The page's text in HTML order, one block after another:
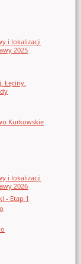
i lokalizacji
2025
Łęciny,
Kurkowskie
i lokalizacji
2026
- Etap 1